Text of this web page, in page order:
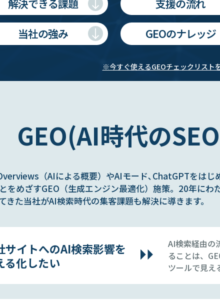
解決できる課題 支援の流れ
当社の強み
GEOのナレッジ
※今すぐ使えるGEOチェックリスト
GEO(AI時代の
（AIによる概要）やAIモード､ChatGPTをはじ
をめざすGEO（生成エンジン最適化）施策。20年にわ
きた当社がAI検索時代の集客課題も解決に導きます。
サイトへのAI検索影響を
る化したい
AI検索経由の
ることは、
ツールで見え